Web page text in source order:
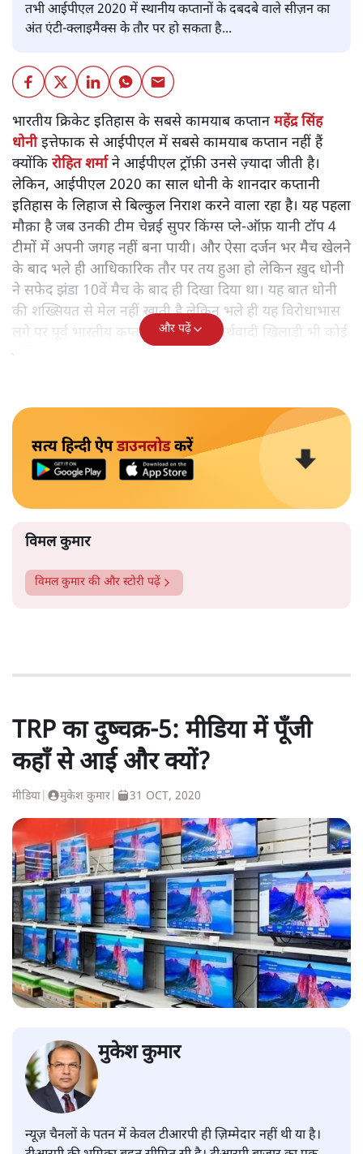
तभी आईपीएल 2020 में स्थानीय कप्तानों के दबदबे वाले सीज़न का
अंत एंटी-क्लाइमैक्स के तौर पर हो सकता है...
भारतीय क्रिकेट इतिहास के सबसे कामयाब कप्तान महेंद्र सिंह
धोनीइत्तेफाक से आईपीएल में सबसे कामयाब कप्तान नहीं हैं
क्योंकि रोहित शर्माने आईपीएल ट्रॉफ़ी उनसे ज़्यादा जीती है।
लेकिन, आईपीएल 2020 का साल धोनी के शानदार कप्तानी
इतिहास के लिहाज से बिल्कुल निराश करने वाला रहा है। यह पहला
मौक़ा है जब उनकी टीम चेन्नई सुपर किंग्स प्ले-ऑफ़ यानी टॉप 4
टीमों में अपनी जगह नहीं बना पायी। और ऐसा दर्जन भर मैच खेलने
के बाद भले ही आधिकारिक तौर पर तय हुआ हो लेकिन ख़ुद धोनी
ने सफेद झंडा 10वें मैच के बाद ही दिखा दिया था। यह बात धोनी
की शख्सियत से मेल नहीं खाती है लेकिन भले ही यह विरोधाभास
लगे पर पूर्व भारतीय कप्तान से ज़्यादा यथार्थवादी खिलाड़ी भी कोई
नहीं।
और पढ़ें
सत्य हिन्दी ऐपडाउनलोडकरें
विमल कुमार
विमल कुमार की और स्टोरी पढ़ें
TRP का दुष्चक्र-5: मीडिया में पूँजी
कहाँ से आई और क्यों?
मीडिया मुकेश कुमार 31 OCT, 2020
मुकेश कुमार
न्यूज़ चैनलों के पतन में केवल टीआरपी ही ज़िम्मेदार नहीं थी या है।